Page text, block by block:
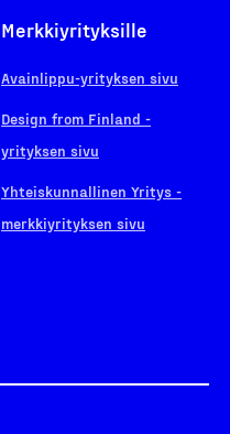
Merkkiyrityksille
Avainlippu-yrityksen sivu
Design from Finland -
yrityksen sivu
Yhteiskunnallinen Yritys -
merkkiyrityksen sivu